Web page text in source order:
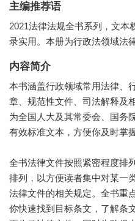
主编推荐语
2021法律法规全书系列，文本
录实用。本册为行政法领域法
内容简介
本书涵盖行政领域常用法律、
章、规范性文件、司法解释及
为全国人大及其常委会、国务
有效标准文本，方便你及时掌
全书法律文件按照紧密程度排
排列，以方便读者集中对某一
法律文件的相关规定。全书重
你快速找到目标条文，了解条